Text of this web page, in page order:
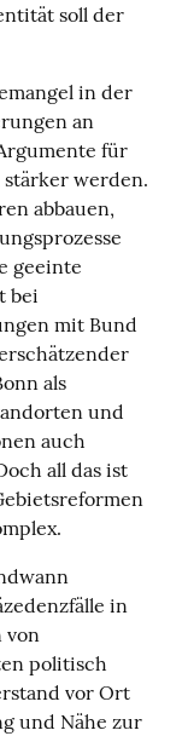
soll der
in der
an
für
werden.
abbauen,
geeinte
bei
mit Bund
als
und
auch
all das ist
in
von
politisch
vor Ort
und Nähe zur